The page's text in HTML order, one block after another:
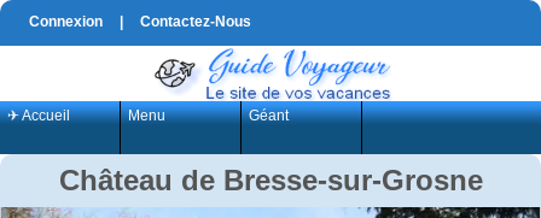
Connexion Contactez-Nous
✈ Accueil Menu Géant
Château de Bresse-sur-Grosne